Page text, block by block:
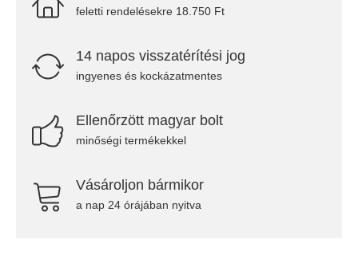
feletti rendelésekre 18.750 Ft
14 napos visszatérítési jog
ingyenes és kockázatmentes
Ellenőrzött magyar bolt
minőségi termékekkel
Vásároljon bármikor
a nap 24 órájában nyitva